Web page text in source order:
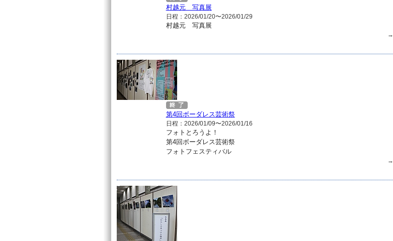
村越元 写真展
日程：2026/01/20〜2026/01/29
村越元 写真展
→
第4回ボーダレス芸術祭
日程：2026/01/09〜2026/01/16
フォトとろうよ！
第4回ボーダレス芸術祭
フォトフェスティバル
→